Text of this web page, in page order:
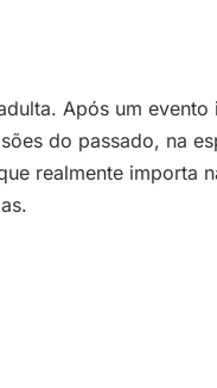
Após um
do passado, na
realmente importa